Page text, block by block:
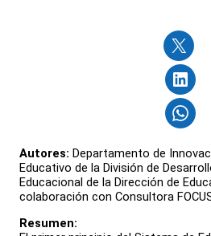
Autores: Departamento de
Educativo de la División de
Educacional de la Dirección de
colaboración con Consultora
Resumen: